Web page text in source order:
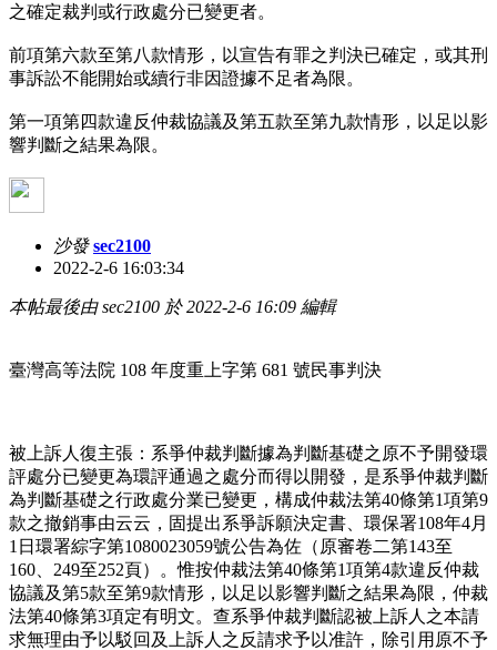
之確定裁判或行政處分已變更者。
前項第六款至第八款情形，以宣告有罪之判決已確定，或其刑
事訴訟不能開始或續行非因證據不足者為限。
第一項第四款違反仲裁協議及第五款至第九款情形，以足以影
響判斷之結果為限。
沙發 sec2100
2022-2-6 16:03:34
本帖最後由 sec2100 於 2022-2-6 16:09 編輯
臺灣高等法院 108 年度重上字第 681 號民事判決
被上訴人復主張：系爭仲裁判斷據為判斷基礎之原不予開發環
評處分已變更為環評通過之處分而得以開發，是系爭仲裁判斷
為判斷基礎之行政處分業已變更，構成仲裁法第40條第1項第9
款之撤銷事由云云，固提出系爭訴願決定書、環保署108年4月
1日環署綜字第1080023059號公告為佐（原審卷二第143至
160、249至252頁）。惟按仲裁法第40條第1項第4款違反仲裁
協議及第5款至第9款情形，以足以影響判斷之結果為限，仲裁
法第40條第3項定有明文。查系爭仲裁判斷認被上訴人之本請
求無理由予以駁回及上訴人之反請求予以准許，除引用原不予